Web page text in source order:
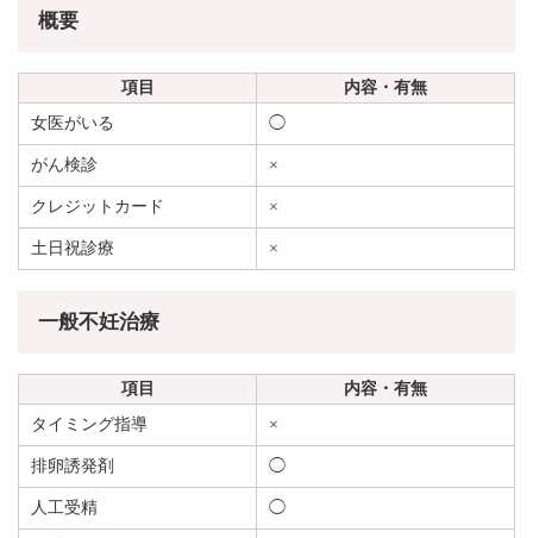
概要
項目
内容・有無
女医がいる
◯
がん検診 ×
クレジットカード ×
土日祝診療 ×
一般不妊治療
項目
内容・有無
タイミング指導
×
排卵誘発剤 ◯
人工受精 ◯